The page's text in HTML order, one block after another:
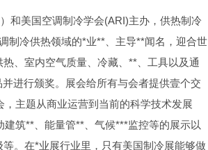
和美国空调制冷学会(ARI)主办，供热制冷
制冷供热领域的*业**、主导**闻名，迎合世
、室内空气质量、冷藏、**、工具以及通
进行颁奖。展会给所有与会者提供壹个交
主题从商业运营到当前的科学技术发展
筑**、能量管**、气候***监控等的展示以
。在*业展行业里，只有美国制冷展能够做